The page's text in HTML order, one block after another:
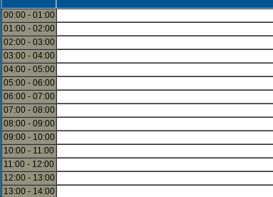
00:00 - 01:00
01:00 - 02:00
02:00 - 03:00
03:00 - 04:00
04:00 - 05:00
05:00 - 06:00
06:00 - 07:00
07:00 - 08:00
08:00 - 09:00
09:00 - 10:00
10:00 - 11:00
11:00 - 12:00
12:00 - 13:00
13:00 - 14:00